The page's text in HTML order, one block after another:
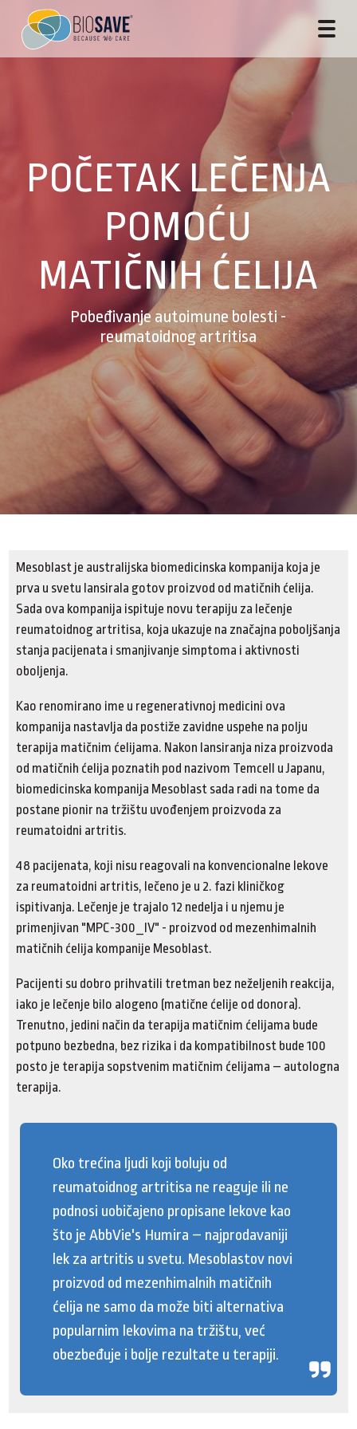
POČETAK LEČENJA
POMOĆU
MATIČNIH ĆELIJA
Pobeđivanje autoimune bolesti -
reumatoidnog artritisa
Mesoblast je australijska biomedicinska kompanija koja je
prva u svetu lansirala gotov proizvod od matičnih ćelija.
Sada ova kompanija ispituje novu terapiju za lečenje
reumatoidnog artritisa, koja ukazuje na značajna poboljšanja
stanja pacijenata i smanjivanje simptoma i aktivnosti
oboljenja.
Kao renomirano ime u regenerativnoj medicini ova
kompanija nastavlja da postiže zavidne uspehe na polju
terapija matičnim ćelijama. Nakon lansiranja niza proizvoda
od matičnih ćelija poznatih pod nazivom Temcell u Japanu,
biomedicinska kompanija Mesoblast sada radi na tome da
postane pionir na tržištu uvođenjem proizvoda za
reumatoidni artritis.
48 pacijenata, koji nisu reagovali na konvencionalne lekove
za reumatoidni artritis, lečeno je u 2. fazi kliničkog
ispitivanja. Lečenje je trajalo 12 nedelja i u njemu je
primenjivan "MPC-300_IV" - proizvod od mezenhimalnih
matičnih ćelija kompanije Mesoblast.
Pacijenti su dobro prihvatili tretman bez neželjenih reakcija,
iako je lečenje bilo alogeno (matične ćelije od donora).
Trenutno, jedini način da terapija matičnim ćelijama bude
potpuno bezbedna, bez rizika i da kompatibilnost bude 100
posto je terapija sopstvenim matičnim ćelijama – autologna
terapija.
Oko trećina ljudi koji boluju od
reumatoidnog artritisa ne reaguje ili ne
podnosi uobičajeno propisane lekove kao
što je AbbVie's Humira – najprodavaniji
lek za artritis u svetu. Mesoblastov novi
proizvod od mezenhimalnih matičnih
ćelija ne samo da može biti alternativa
popularnim lekovima na tržištu, već
obezbeđuje i bolje rezultate u terapiji.